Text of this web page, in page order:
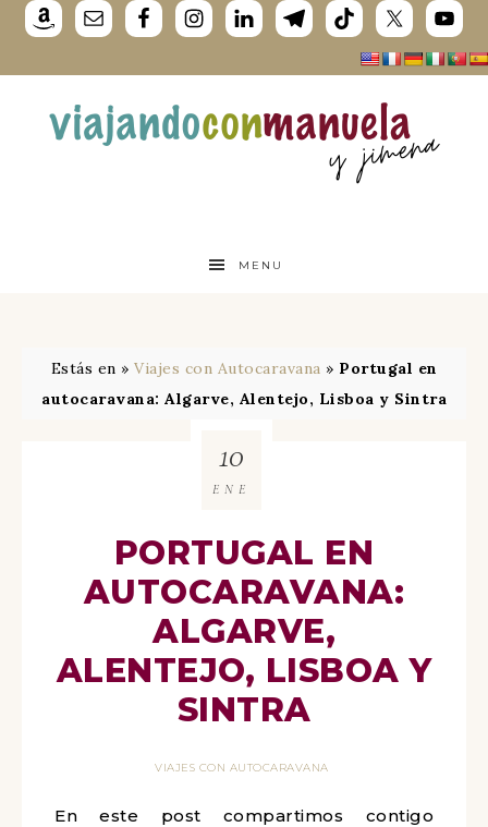
MENU
Estás en »Viajes con Autocaravana»Portugal en
autocaravana: Algarve, Alentejo, Lisboa y Sintra
PORTUGAL EN
AUTOCARAVANA:
ALGARVE,
ALENTEJO, LISBOA
Y SINTRA
VIAJES CON AUTOCARAVANA
10
ENE
En este post compartimos contigo